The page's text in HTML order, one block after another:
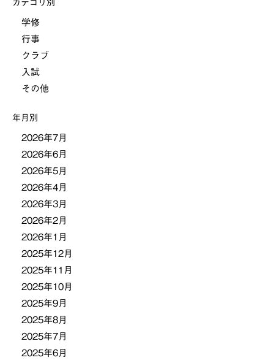
ゲ
ー
ョ
ン
カテゴリ別
学修
行事
クラブ
入試
その他
年月別
2026年7月
2026年6月
2026年5月
2026年4月
2026年3月
2026年2月
2026年1月
2025年12月
2025年11月
2025年10月
2025年9月
2025年8月
2025年7月
2025年6月